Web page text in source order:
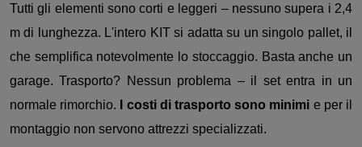
Tutti gli elementi sono corti e leggeri – nessuno supera i 2,4
m di lunghezza. L'intero KIT si adatta su un singolo pallet, il
che semplifica notevolmente lo stoccaggio. Basta anche un
garage. Trasporto? Nessun problema – il set entra in un
normale rimorchio.
I costi di trasporto sono minimi e per il
montaggio non servono attrezzi specializzati.